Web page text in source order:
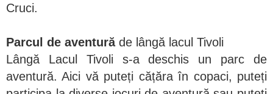
Cruci.
Parcul de aventură de lângă lacul Tivoli
Lângă Lacul Tivoli s-a deschis un parc de
aventură. Aici vă puteți cățăra în copaci, puteți